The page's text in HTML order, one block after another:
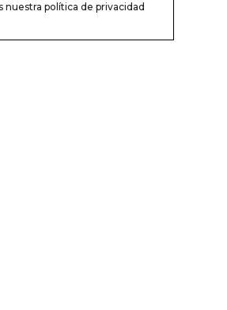
nuestrapolítica de privacidad